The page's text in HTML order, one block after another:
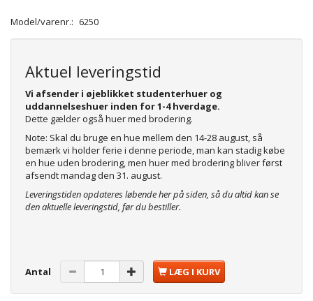
Model/varenr.: 6250
Aktuel leveringstid
Vi afsender i øjeblikket studenterhuer og
uddannelseshuer inden for 1-4 hverdage.
Dette gælder også huer med brodering.
Note: Skal du bruge en hue mellem den 14-28 august, så
bemærk vi holder ferie i denne periode, man kan stadig købe
en hue uden brodering, men huer med brodering bliver først
afsendt mandag den 31. august.
Leveringstiden opdateres løbende her på siden, så du altid kan se
den aktuelle leveringstid, før du bestiller.
Antal LÆG I KURV